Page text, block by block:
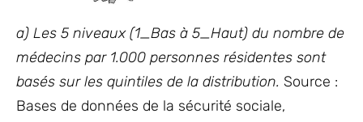
a) Les 5 niveaux (1_Bas à 5_Haut) du nombre de
médecins par 1.000 personnes résidentes sont
basés sur les quintiles de la distribution. Source :
Bases de données de la sécurité sociale,